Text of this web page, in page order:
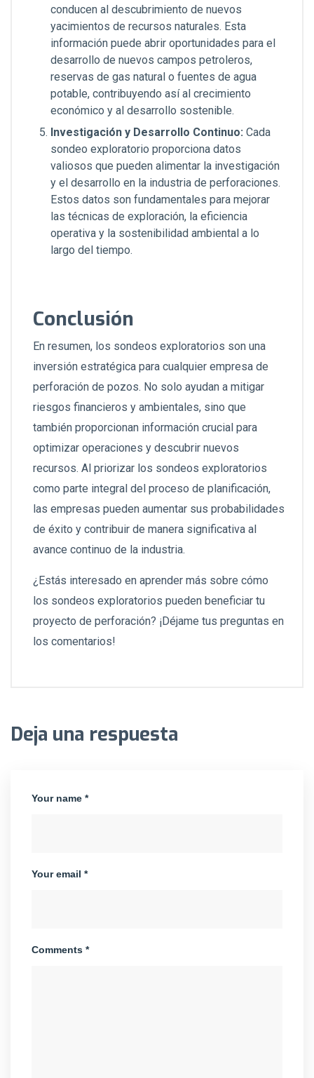
conducen al descubrimiento de nuevos
yacimientos de recursos naturales. Esta
información puede abrir oportunidades para el
desarrollo de nuevos campos petroleros,
reservas de gas natural o fuentes de agua
potable, contribuyendo así al crecimiento
económico y al desarrollo sostenible.
Investigación y Desarrollo Continuo: Cada
sondeo exploratorio proporciona datos
valiosos que pueden alimentar la investigación
y el desarrollo en la industria de perforaciones.
Estos datos son fundamentales para mejorar
las técnicas de exploración, la eficiencia
operativa y la sostenibilidad ambiental a lo
largo del tiempo.
Conclusión
En resumen, los sondeos exploratorios son una
inversión estratégica para cualquier empresa de
perforación de pozos. No solo ayudan a mitigar
riesgos financieros y ambientales, sino que
también proporcionan información crucial para
optimizar operaciones y descubrir nuevos
recursos. Al priorizar los sondeos exploratorios
como parte integral del proceso de planificación,
las empresas pueden aumentar sus probabilidades
de éxito y contribuir de manera significativa al
avance continuo de la industria.
¿Estás interesado en aprender más sobre cómo
los sondeos exploratorios pueden beneficiar tu
proyecto de perforación? ¡Déjame tus preguntas en
los comentarios!
Deja una respuesta
Your name *
Your email *
Comments *